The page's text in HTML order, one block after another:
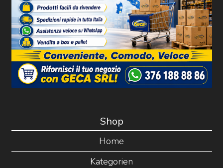
Shop
Home
Kategorien